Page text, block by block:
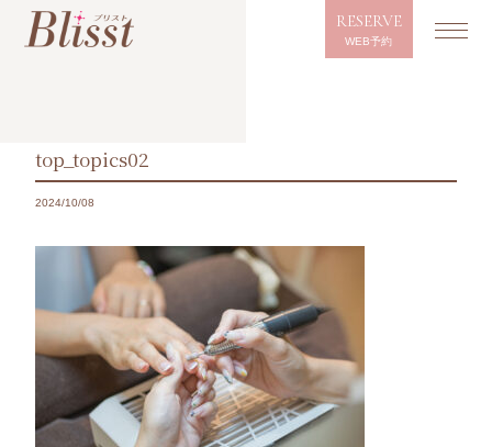
RESERVE
WEB予約
top_topics02
2024/10/08